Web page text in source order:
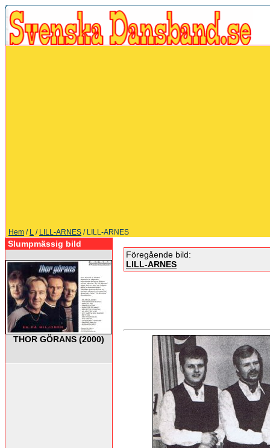
Hem / L / LILL-ARNES / LILL-ARNES
Slumpmässig bild
THOR GÖRANS (2000)
Föregående bild:
LILL-ARNES